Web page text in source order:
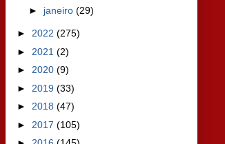
► janeiro (29)
► 2022 (275)
► 2021 (2)
► 2020 (9)
► 2019 (33)
► 2018 (47)
► 2017 (105)